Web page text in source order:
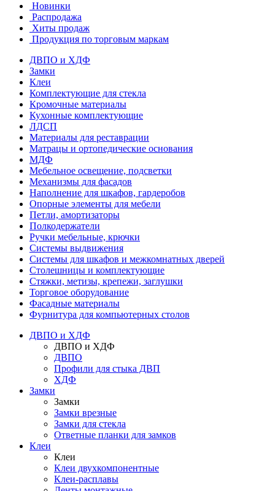
Новинки
Распродажа
Хиты продаж
Продукция по торговым маркам
ДВПО и ХДФ
Замки
Клеи
Комплектующие для стекла
Кромочные материалы
Кухонные комплектующие
ЛДСП
Материалы для реставрации
Матрацы и ортопедические основания
МДФ
Мебельное освещение, подсветки
Механизмы для фасадов
Наполнение для шкафов, гардеробов
Опорные элементы для мебели
Петли, амортизаторы
Полкодержатели
Ручки мебельные, крючки
Системы выдвижения
Системы для шкафов и межкомнатных дверей
Столешницы и комплектующие
Стяжки, метизы, крепежи, заглушки
Торговое оборудование
Фасадные материалы
Фурнитура для компьютерных столов
ДВПО и ХДФ
ДВПО и ХДФ
ДВПО
Профили для стыка ДВП
ХДФ
Замки
Замки
Замки врезные
Замки для стекла
Ответные планки для замков
Клеи
Клеи
Клеи двухкомпонентные
Клеи-расплавы